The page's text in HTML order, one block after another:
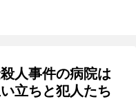
人事件の病院は
立ちと犯人たち